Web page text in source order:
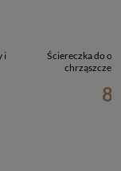
i
Ściereczka do